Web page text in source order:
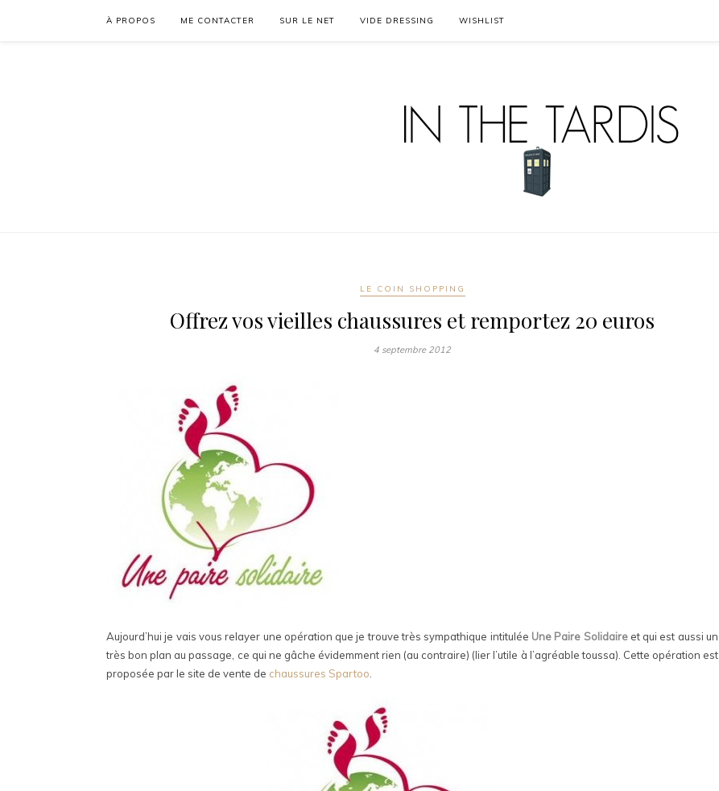
À PROPOS ME CONTACTER SUR LE NET VIDE DRESSING WISHLIST
LE COIN SHOPPING
Offrez vos vieilles chaussures et remportez 20 euros
4 septembre 2012
Aujourd’hui je vais vous relayer une opération que je trouve très sympathique intitulée Une Paire Solidaireet qui est aussi un
très bon plan au passage, ce qui ne gâche évidemment rien (au contraire) (lier l’utile à l’agréable toussa). Cette opération est
proposée par le site de vente de chaussures Spartoo